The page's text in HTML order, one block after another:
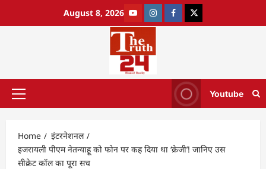
August 8, 2026
Youtube
Home
इंटरनेशनल
इजरायली पीएम नेतन्याहू को फोन पर कह दिया था ‘क्रेजी’! जानिए उस
सीक्रेट कॉल का पूरा सच